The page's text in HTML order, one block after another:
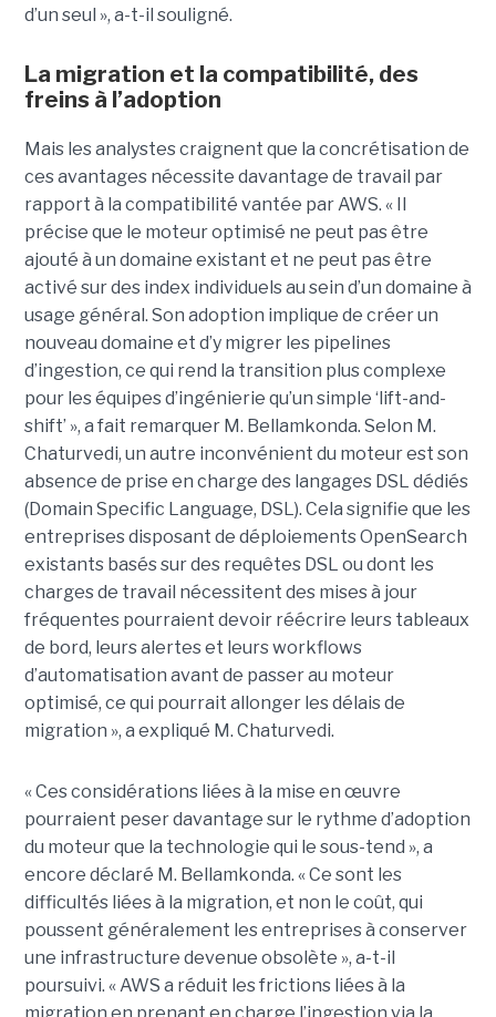
d’un seul », a-t-il souligné.
La migration et la compatibilité, des
freins à l’adoption
Mais les analystes craignent que la concrétisation de
ces avantages nécessite davantage de travail par
rapport à la compatibilité vantée par AWS. « Il
précise que le moteur optimisé ne peut pas être
ajouté à un domaine existant et ne peut pas être
activé sur des index individuels au sein d’un domaine à
usage général. Son adoption implique de créer un
nouveau domaine et d’y migrer les pipelines
d’ingestion, ce qui rend la transition plus complexe
pour les équipes d’ingénierie qu’un simple ‘lift-and-
shift’ », a fait remarquer M. Bellamkonda. Selon M.
Chaturvedi, un autre inconvénient du moteur est son
absence de prise en charge des langages DSL dédiés
(Domain Specific Language, DSL). Cela signifie que les
entreprises disposant de déploiements OpenSearch
existants basés sur des requêtes DSL ou dont les
charges de travail nécessitent des mises à jour
fréquentes pourraient devoir réécrire leurs tableaux
de bord, leurs alertes et leurs workflows
d’automatisation avant de passer au moteur
optimisé, ce qui pourrait allonger les délais de
migration », a expliqué M. Chaturvedi.
« Ces considérations liées à la mise en œuvre
pourraient peser davantage sur le rythme d’adoption
du moteur que la technologie qui le sous-tend », a
encore déclaré M. Bellamkonda. « Ce sont les
difficultés liées à la migration, et non le coût, qui
poussent généralement les entreprises à conserver
une infrastructure devenue obsolète », a-t-il
poursuivi. « AWS a réduit les frictions liées à la